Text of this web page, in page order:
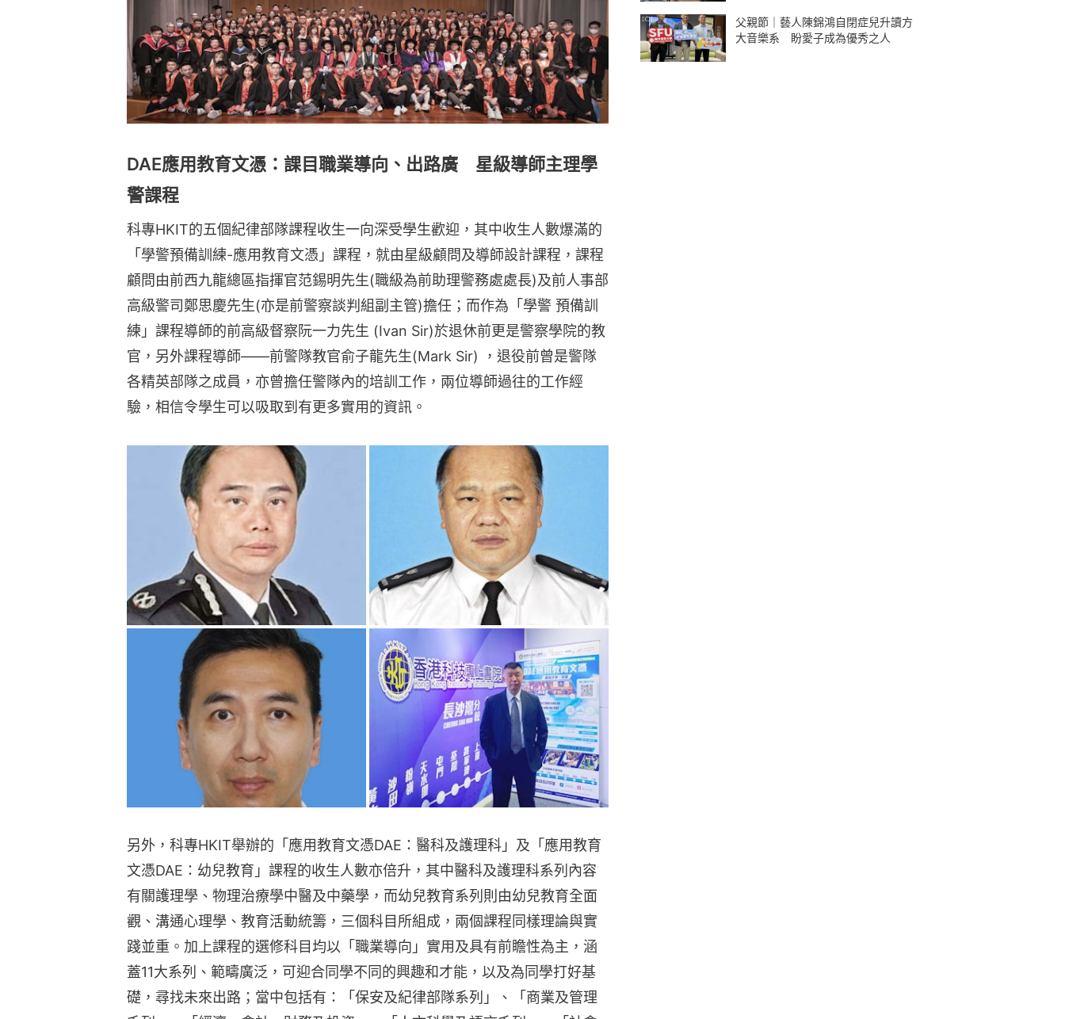
DAE應用教育文憑：課目職業導向、出路廣 星級導師主理學
警課程
科專HKIT的五個紀律部隊課程收生一向深受學生歡迎，其中收生人數爆滿的
「學警預備訓練-應用教育文憑」課程，就由星級顧問及導師設計課程，課程
顧問由前西九龍總區指揮官范錫明先生(職級為前助理警務處處長)及前人事部
高級警司鄭思慶先生(亦是前警察談判組副主管)擔任；而作為「學警 預備訓
練」課程導師的前高級督察阮一力先生 (Ivan Sir)於退休前更是警察學院的教
官，另外課程導師——前警隊教官俞子龍先生(Mark Sir) ，退役前曾是警隊
各精英部隊之成員，亦曾擔任警隊內的培訓工作，兩位導師過往的工作經
驗，相信令學生可以吸取到有更多實用的資訊。
另外，科專HKIT舉辦的「應用教育文憑DAE：醫科及護理科」及「應用教育
文憑DAE：幼兒教育」課程的收生人數亦倍升，其中醫科及護理科系列內容
有關護理學、物理治療學中醫及中藥學，而幼兒教育系列則由幼兒教育全面
觀、溝通心理學、教育活動統籌，三個科目所組成，兩個課程同樣理論與實
踐並重。加上課程的選修科目均以「職業導向」實用及具有前瞻性為主，涵
蓋11大系列、範疇廣泛，可迎合同學不同的興趣和才能，以及為同學打好基
礎，尋找未來出路；當中包括有：「保安及紀律部隊系列」、「商業及管理
父親節｜藝人陳錦鴻自閉症兒升讀方
大音樂系 盼愛子成為優秀之人